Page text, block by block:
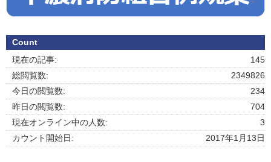
Count
145
現在の記事:
2349826
総閲覧数:
234
今日の閲覧数:
704
昨日の閲覧数:
3
現在オンライン中の人数:
2017年1月13日
カウント開始日: